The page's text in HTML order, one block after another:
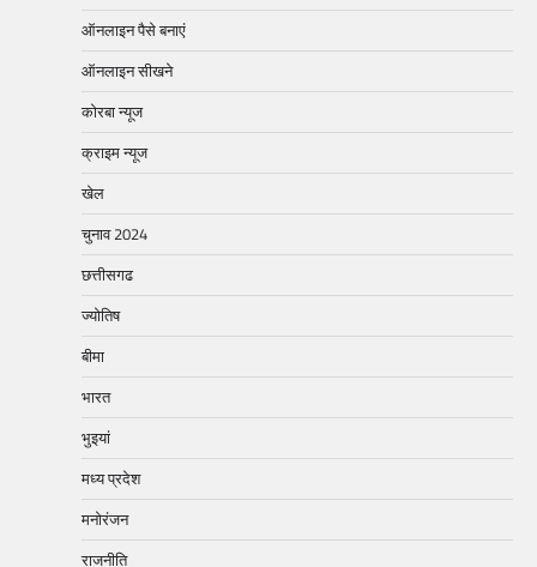
ऑनलाइन पैसे बनाएं
ऑनलाइन सीखने
कोरबा न्यूज
क्राइम न्यूज
खेल
चुनाव 2024
छत्तीसगढ
ज्योतिष
बीमा
भारत
भुइयां
मध्य प्रदेश
मनोरंजन
राजनीति